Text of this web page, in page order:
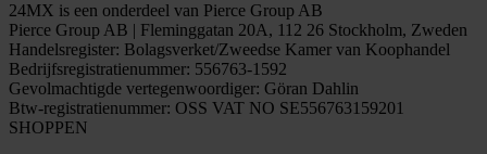
24MX is een onderdeel van Pierce Group AB
Pierce Group AB | Fleminggatan 20A, 112 26 Stockholm, Zweden
Handelsregister: Bolagsverket/Zweedse Kamer van Koophandel
Bedrijfsregistratienummer: 556763-1592
Gevolmachtigde vertegenwoordiger: Göran Dahlin
Btw-registratienummer: OSS VAT NO SE556763159201
SHOPPEN